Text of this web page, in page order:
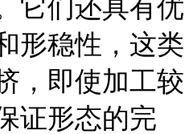
它们还具有优
形稳性，这类
，即使加工较
证形态的完